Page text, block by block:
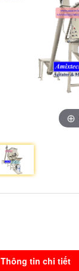
Thông tin chi tiết